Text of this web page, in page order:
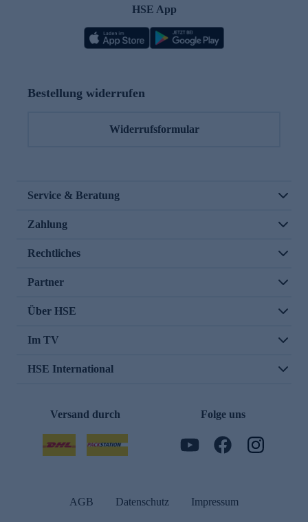
HSE App
Bestellung widerrufen
Widerrufsformular
Service & Beratung
Zahlung
Rechtliches
Partner
Über HSE
Im TV
HSE International
Versand durch Folge uns
AGB Datenschutz Impressum